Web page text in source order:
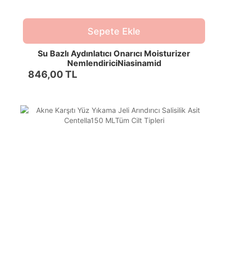
Sepete Ekle
Su Bazlı Aydınlatıcı Onarıcı Moisturizer
NemlendiriciNiasinamid
Squalane50MLTümCiltler
846,00 TL